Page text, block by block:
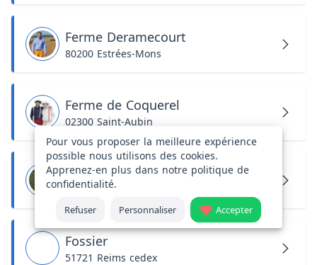
Pour vous proposer la meilleure expérience
possible nous utilisons des cookies.
Apprenez-en plus dans notre politique de
confidentialité.
Refuser Personnaliser Accepter
Ferme Deramecourt
80200 Estrées-Mons
Ferme de Coquerel
02300 Saint-Aubin
Ferme de l'Artois
62450 Bapaume
Fossier
51721 Reims cedex